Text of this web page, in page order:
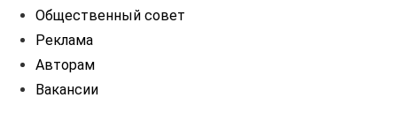
Общественный совет
Реклама
Авторам
Вакансии